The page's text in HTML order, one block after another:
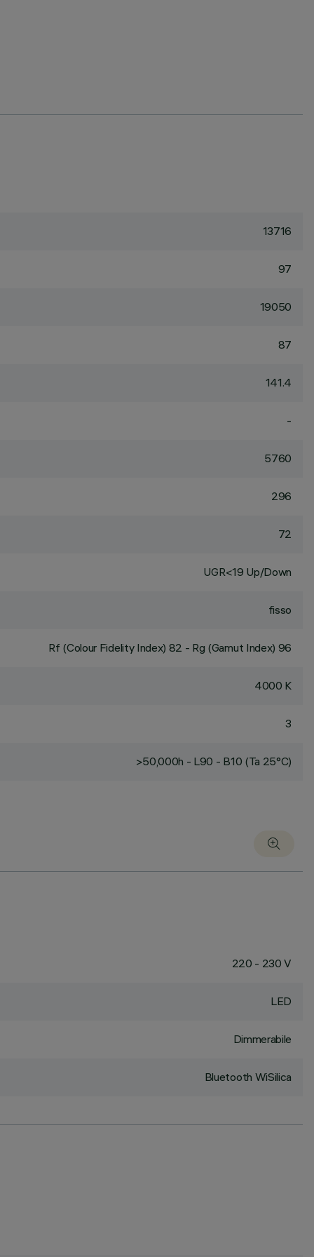
13716
97
19050
87
141.4
-
5760
296
72
UGR<19 Up/Down
fisso
Rf (Colour Fidelity Index) 82 - Rg (Gamut Index) 96
4000 K
3
>50,000h - L90 - B10 (Ta 25°C)
220 - 230 V
LED
Dimmerabile
Bluetooth WiSilica